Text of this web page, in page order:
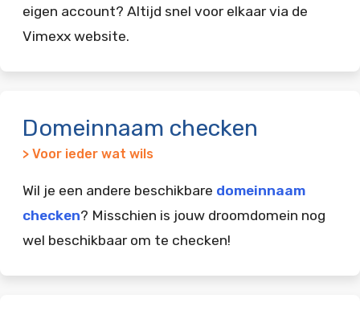
eigen account? Altijd snel voor elkaar via de
Vimexx website.
Domeinnaam checken
> Voor ieder wat wils
Wil je een andere beschikbare domeinnaam
checken? Misschien is jouw droomdomein nog
wel beschikbaar om te checken!